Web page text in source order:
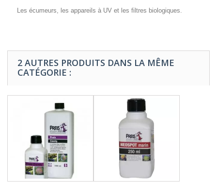
Les écumeurs, les appareils à UV et les filtres biologiques.
2 AUTRES PRODUITS DANS LA MÊME
CATÉGORIE :